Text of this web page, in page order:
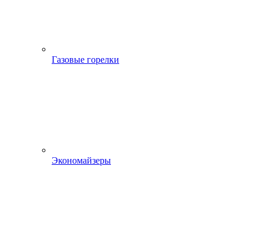
Газовые горелки
Экономайзеры